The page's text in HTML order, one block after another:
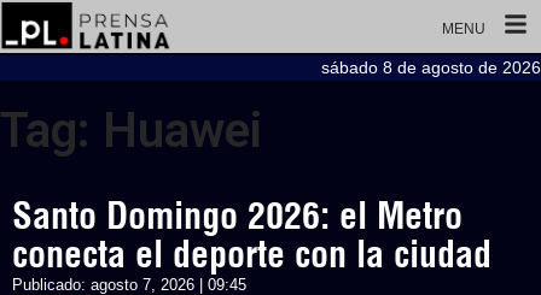
MENU
sábado 8 de agosto de 2026
Tag: Huawei
Santo Domingo 2026: el Metro
conecta el deporte con la ciudad
Publicado: agosto 7, 2026 | 09:45